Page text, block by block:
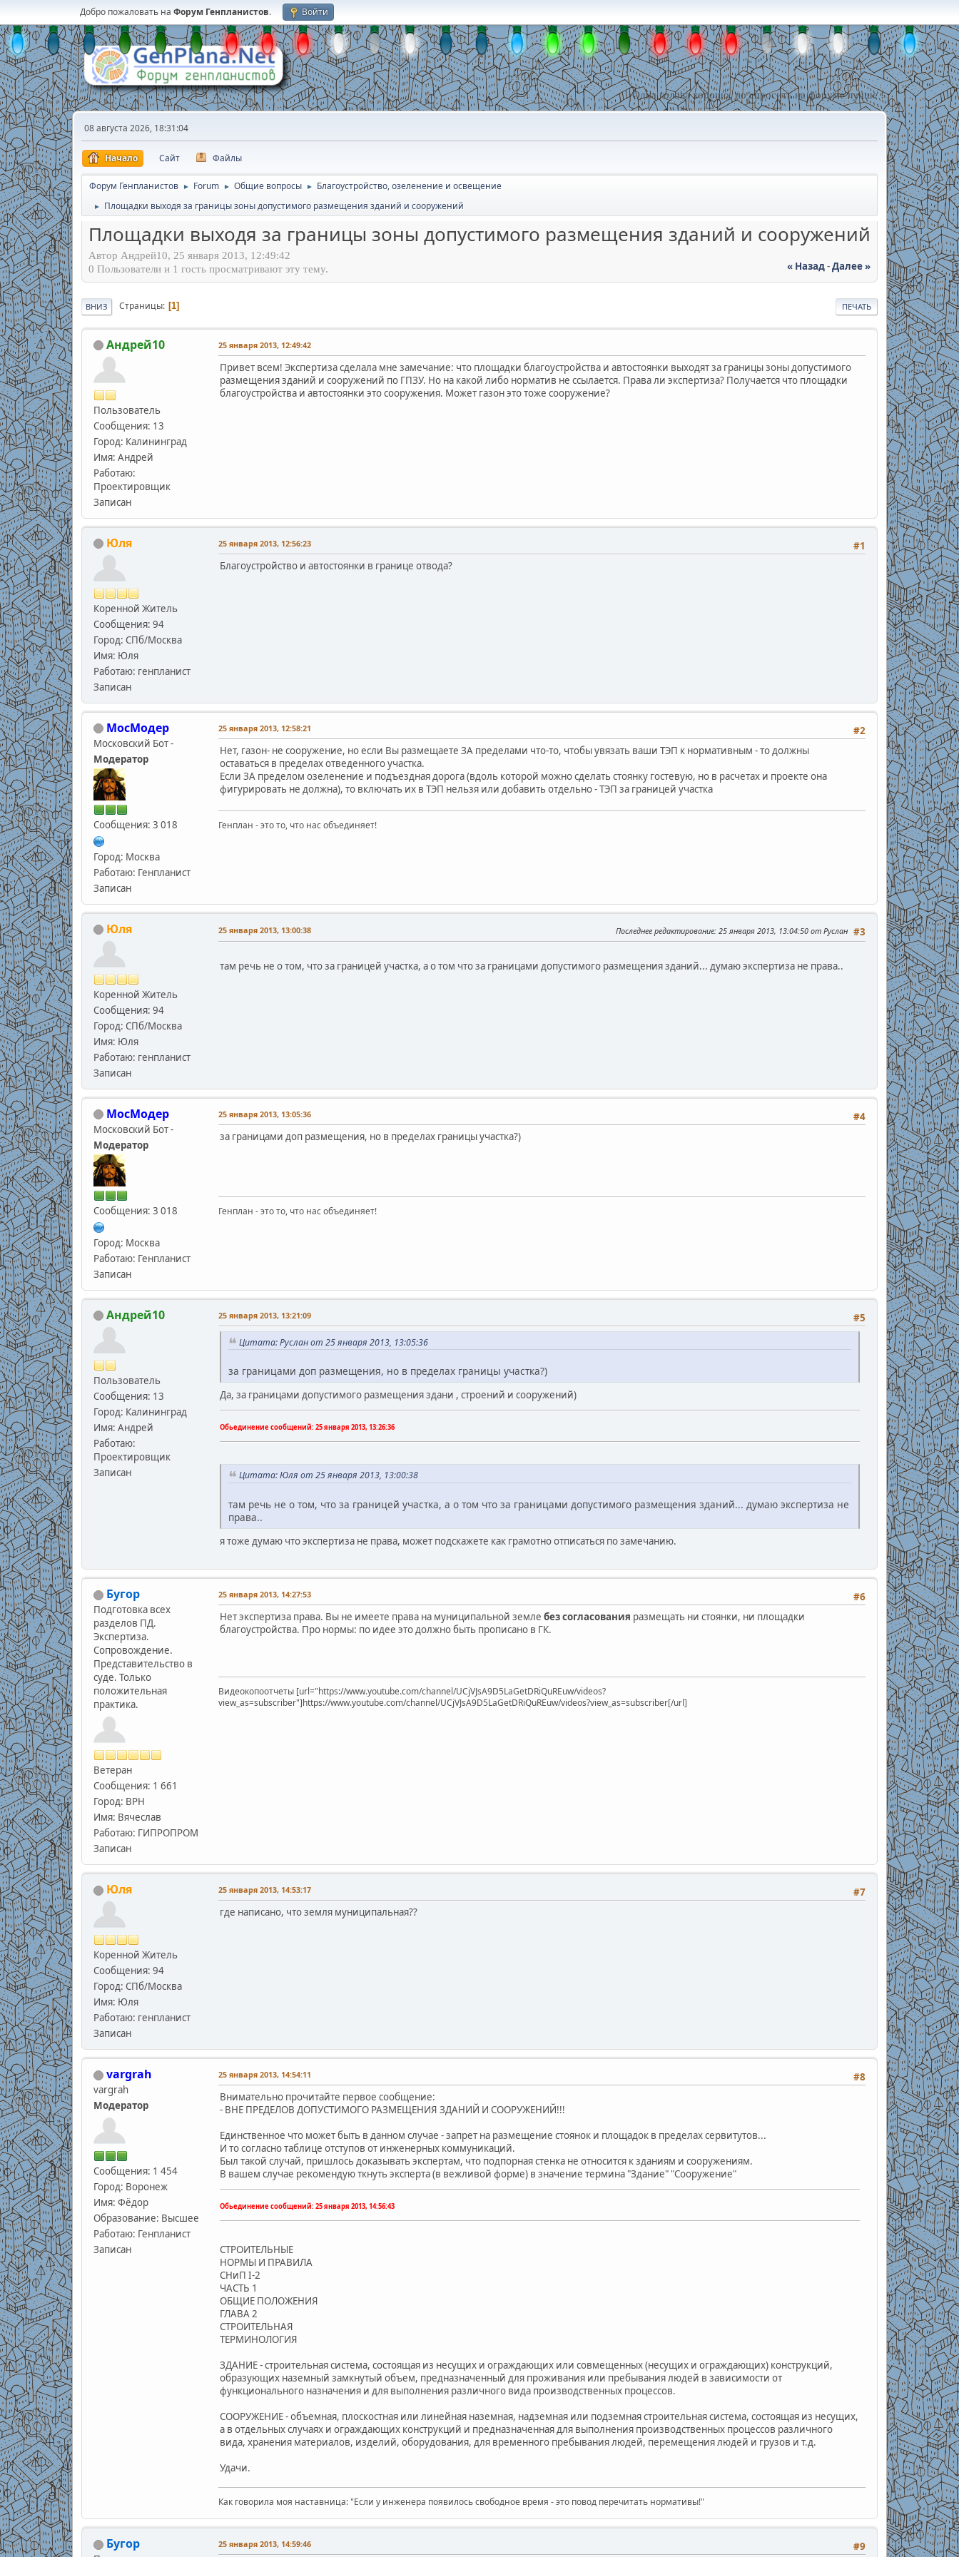
Добро пожаловать на Форум Генпланистов. Войти
Одна голова хорошо, но спросить на форуме лучше !
08 августа 2026, 18:31:04
Начало Сайт Файлы
Форум Генпланистов ► Forum ► Общие вопросы ► Благоустройство, озеленение и освещение
► Площадки выходя за границы зоны допустимого размещения зданий и сооружений
Площадки выходя за границы зоны допустимого размещения зданий и сооружений
Автор Андрей10, 25 января 2013, 12:49:42
« Назад-Далее »
0 Пользователи и 1 гость просматривают эту тему.
ПЕЧАТЬ
ВНИЗ Страницы 1
Андрей10
Пользователь
Сообщения: 13
Город: Калининград
Имя: Андрей
Работаю:
Проектировщик
Записан
25 января 2013, 12:49:42
Привет всем! Экспертиза сделала мне замечание: что площадки благоустройства и автостоянки выходят за границы зоны допустимого
размещения зданий и сооружений по ГПЗУ. Но на какой либо норматив не ссылается. Права ли экспертиза? Получается что площадки
благоустройства и автостоянки это сооружения. Может газон это тоже сооружение?
Юля
Коренной Житель
Сообщения: 94
Город: СПб/Москва
Имя: Юля
Работаю: генпланист
Записан
#1
25 января 2013, 12:56:23
Благоустройство и автостоянки в границе отвода?
МосМодер
Московский Бот -
Модератор
Сообщения: 3 018
Город: Москва
Работаю: Генпланист
Записан
#2
25 января 2013, 12:58:21
Нет, газон- не сооружение, но если Вы размещаете ЗА пределами что-то, чтобы увязать ваши ТЭП к нормативным - то должны
оставаться в пределах отведенного участка.
Если ЗА пределом озеленение и подъездная дорога (вдоль которой можно сделать стоянку гостевую, но в расчетах и проекте она
фигурировать не должна), то включать их в ТЭП нельзя или добавить отдельно - ТЭП за границей участка
Генплан - это то, что нас объединяет!
Юля
Коренной Житель
Сообщения: 94
Город: СПб/Москва
Имя: Юля
Работаю: генпланист
Записан
#3
25 января 2013, 13:00:38 Последнее редактирование: 25 января 2013, 13:04:50 от Руслан
там речь не о том, что за границей участка, а о том что за границами допустимого размещения зданий... думаю экспертиза не права..
МосМодер
Московский Бот -
Модератор
Сообщения: 3 018
Город: Москва
Работаю: Генпланист
Записан
#4
25 января 2013, 13:05:36
за границами доп размещения, но в пределах границы участка?)
Генплан - это то, что нас объединяет!
Андрей10
Пользователь
Сообщения: 13
Город: Калининград
Имя: Андрей
Работаю:
Проектировщик
Записан
#5
25 января 2013, 13:21:09
Цитата: Руслан от 25 января 2013, 13:05:36
за границами доп размещения, но в пределах границы участка?)
Да, за границами допустимого размещения здани , строений и сооружений)
Обьединение сообщений: 25 января 2013, 13:26:36
Цитата: Юля от 25 января 2013, 13:00:38
там речь не о том, что за границей участка, а о том что за границами допустимого размещения зданий... думаю экспертиза не
права..
я тоже думаю что экспертиза не права, может подскажете как грамотно отписаться по замечанию.
Бугор
Подготовка всех
разделов ПД.
Экспертиза.
Сопровождение.
Представительство в
суде. Только
положительная
практика.
Ветеран
Сообщения: 1 661
Город: ВРН
Имя: Вячеслав
Работаю: ГИПРОПРОМ
Записан
#6
25 января 2013, 14:27:53
Нет экспертиза права. Вы не имеете права на муниципальной земле без согласования размещать ни стоянки, ни площадки
благоустройства. Про нормы: по идее это должно быть прописано в ГК.
Видеокопоотчеты [url="https://www.youtube.com/channel/UCjVJsA9D5LaGetDRiQuREuw/videos?
view_as=subscriber"]https://www.youtube.com/channel/UCjVJsA9D5LaGetDRiQuREuw/videos?view_as=subscriber[/url]
Юля
Коренной Житель
Сообщения: 94
Город: СПб/Москва
Имя: Юля
Работаю: генпланист
Записан
#7
25 января 2013, 14:53:17
где написано, что земля муниципальная??
vargrah
vargrah
Модератор
Сообщения: 1 454
Город: Воронеж
Имя: Фёдор
Образование: Высшее
Работаю: Генпланист
Записан
#8
25 января 2013, 14:54:11
Внимательно прочитайте первое сообщение:
- ВНЕ ПРЕДЕЛОВ ДОПУСТИМОГО РАЗМЕЩЕНИЯ ЗДАНИЙ И СООРУЖЕНИЙ!!!
Единственное что может быть в данном случае - запрет на размещение стоянок и площадок в пределах сервитутов...
И то согласно таблице отступов от инженерных коммуникаций.
Был такой случай, пришлось доказывать экспертам, что подпорная стенка не относится к зданиям и сооружениям.
В вашем случае рекомендую ткнуть эксперта (в вежливой форме) в значение термина "Здание" "Сооружение"
Обьединение сообщений: 25 января 2013, 14:56:43
СТРОИТЕЛЬНЫЕ
НОРМЫ И ПРАВИЛА
СНиП I-2
ЧАСТЬ 1
ОБЩИЕ ПОЛОЖЕНИЯ
ГЛАВА 2
СТРОИТЕЛЬНАЯ
ТЕРМИНОЛОГИЯ
ЗДАНИЕ - строительная система, состоящая из несущих и ограждающих или совмещенных (несущих и ограждающих) конструкций,
образующих наземный замкнутый объем, предназначенный для проживания или пребывания людей в зависимости от
функционального назначения и для выполнения различного вида производственных процессов.
СООРУЖЕНИЕ - объемная, плоскостная или линейная наземная, надземная или подземная строительная система, состоящая из несущих,
а в отдельных случаях и ограждающих конструкций и предназначенная для выполнения производственных процессов различного
вида, хранения материалов, изделий, оборудования, для временного пребывания людей, перемещения людей и грузов и т.д.
Удачи.
Как говорила моя наставница: "Если у инженера появилось свободное время - это повод перечитать нормативы!"
Бугор #9
25 января 2013, 14:59:46